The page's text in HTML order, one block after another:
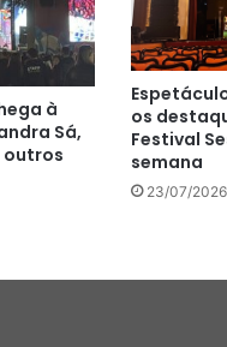
à
Sá,
outros
os
Festival
semana
23/07/2026